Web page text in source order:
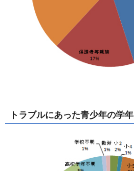
トラブルにあった青少年の学年